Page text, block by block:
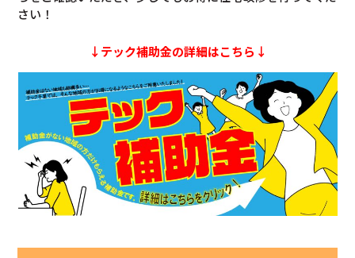
さい！
↓テック補助金の詳細はこちら↓